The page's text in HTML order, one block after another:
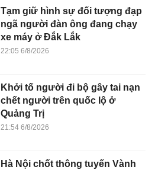
Tạm giữ hình sự đối tượng đạp
ngã người đàn ông đang chạy
xe máy ở Đắk Lắk
22:05 6/8/2026
Khởi tố người đi bộ gây tai nạn
chết người trên quốc lộ ở
Quảng Trị
21:54 6/8/2026
Hà Nội chốt thông tuyến Vành